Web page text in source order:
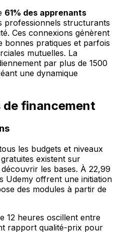
61% des apprenants
professionnels structurants
Ces connexions génèrent
bonnes pratiques et parfois
mutuelles. La
par plus de 1500
une dynamique
financement
les budgets et niveaux
existent sur
les bases. À 22,99
Udemy offrent une initiation
des modules à partir de
12 heures oscillent entre
rapport qualité-prix pour